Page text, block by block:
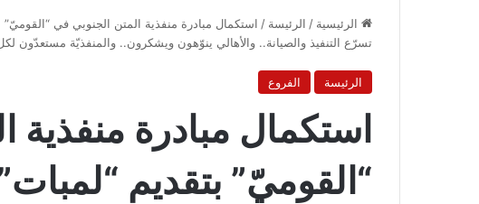
الرئيسية / الرئيسة / استكمال مبادرة منفذية المتن الجنوبي في “القوميّ”
تسرّع التنفيذ والصيانة.. والأهالي ينوّهون ويشكرون.. والمنفذيّة مستعدّون
الرئيسة الفروع
استكمال مبادرة منفذية
“القوميّ” بتقديم